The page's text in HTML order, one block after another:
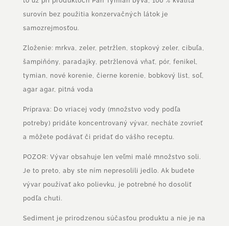
surovín bez použitia konzervačných látok je
samozrejmosťou.
Zloženie: mrkva, zeler, petržlen, stopkový zeler, cibuľa,
šampiňóny, paradajky, petržlenová vňať, pór, fenikel,
tymian, nové korenie, čierne korenie, bobkový list, soľ,
agar agar, pitná voda
Príprava: Do vriacej vody (množstvo vody podľa
potreby) pridáte koncentrovaný vývar, necháte zovrieť
a môžete podávať či pridať do vášho receptu.
POZOR: Vývar obsahuje len veľmi malé množstvo soli.
Je to preto, aby ste ním nepresolili jedlo. Ak budete
vývar používať ako polievku, je potrebné ho dosoliť
podľa chuti.
Sediment je prirodzenou súčasťou produktu a nie je na